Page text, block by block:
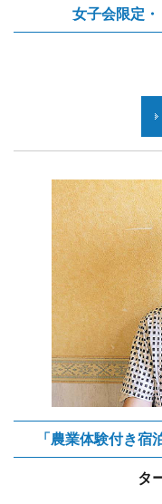
女子会限定
「農業体験付き
タ